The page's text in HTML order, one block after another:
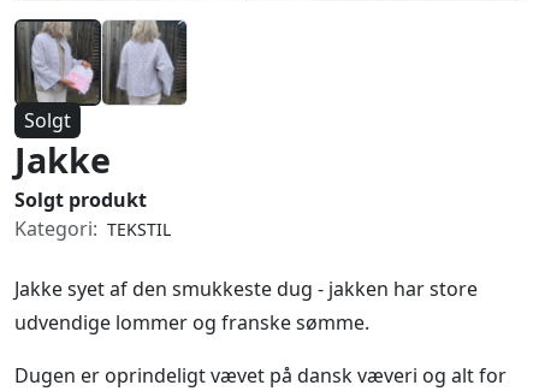
Solgt
Jakke
Solgt produkt
Kategori: TEKSTIL
Jakke syet af den smukkeste dug - jakken har store
udvendige lommer og franske sømme.
Dugen er oprindeligt vævet på dansk væveri og alt for